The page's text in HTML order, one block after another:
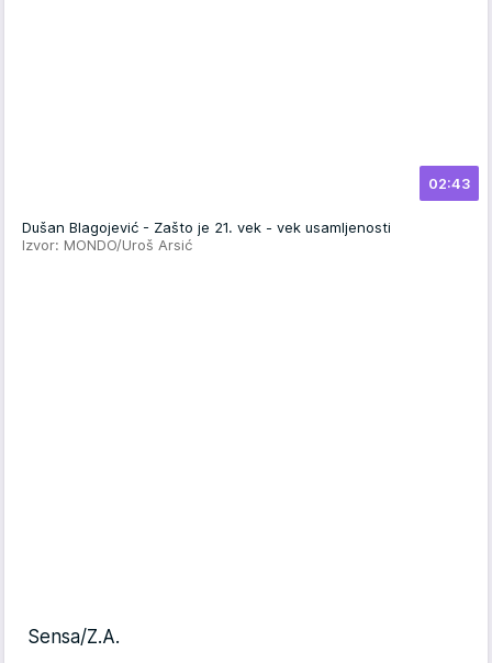
02:43
Dušan Blagojević - Zašto je 21. vek - vek usamljenosti
Izvor: MONDO/Uroš Arsić
Sensa/Z.A.